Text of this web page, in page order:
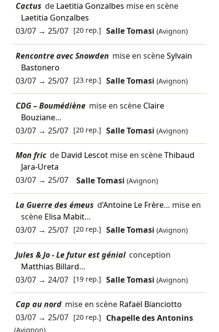
Cactus de Laetitia Gonzalbes mise en scène
Laetitia Gonzalbes
03/07→ 25/07 [20 rep.] Salle Tomasi (Avignon)
Rencontre avec Snowden mise en scèneSylvain
Bastonero
03/07→ 25/07 [23 rep.] Salle Tomasi (Avignon)
CDG – Boumédiène mise en scène Claire
Bouziane…
03/07→ 25/07 [20 rep.] Salle Tomasi (Avignon)
Mon fric de David Lescotmise en scèneThibaud
Jara-Ureta
03/07→ 25/07 Salle Tomasi (Avignon)
La Guerre des émeus d’Antoine Le Frère… mise en
scène Elisa Mabit…
03/07→ 25/07 [20 rep.] Salle Tomasi (Avignon)
Jules & Jo - Le futur est génial conception
Matthias Billard…
03/07→ 24/07 [19 rep.] Salle Tomasi (Avignon)
Cap au nord mise en scène Rafaël Bianciotto
03/07→ 25/07 [20 rep.] Chapelle des Antonins
(Avignon)